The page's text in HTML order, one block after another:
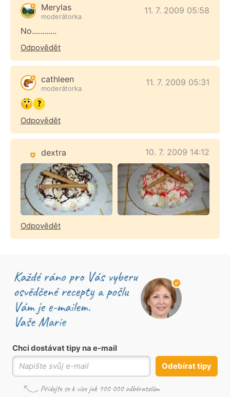
Merylas
moderátorka
11. 7. 2009 05:58
No............
Odpovědět
cathleen
moderátorka
11. 7. 2009 05:31
Odpovědět
dextra 10. 7. 2009 14:12
Odpovědět
Chci dostávat tipy na e-mail
Odebírat tipy